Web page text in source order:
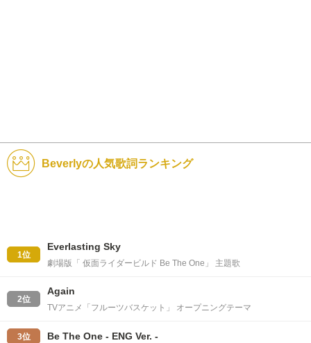
Beverlyの人気歌詞ランキング
1位
Everlasting Sky
劇場版「 仮面ライダービルド Be The One」 主題歌
2位
Again
TVアニメ「フルーツバスケット」 オープニングテーマ
3位 Be The One - ENG Ver. -